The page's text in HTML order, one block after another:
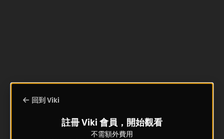
回到 Viki
註冊 Viki 會員，開始觀看
不需額外費用